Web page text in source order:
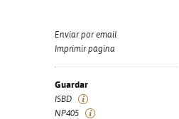
Enviar por email
Imprimir página
Guardar
ISBD
NP405